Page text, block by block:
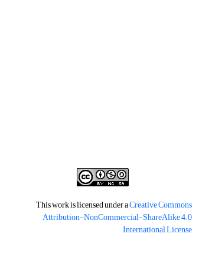
This work is licensed under aCreative Commons
Attribution-NonCommercial-ShareAlike 4.0
International License